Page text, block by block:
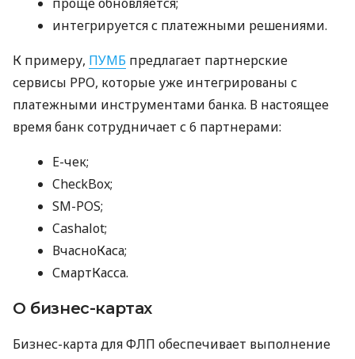
интегрируется с платежными решениями.
К примеру, ПУМБ предлагает партнерские
сервисы РРО, которые уже интегрированы с
платежными инструментами банка. В настоящее
время банк сотрудничает с 6 партнерами:
E-чек;
CheckBox;
SM-POS;
Cashalot;
ВчасноКаса;
СмартКасса.
О бизнес-картах
Бизнес-карта для ФЛП обеспечивает выполнение